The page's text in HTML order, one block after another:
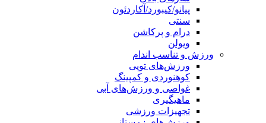
پیانو/کیبورد/آکاردئون
سنتی
درام و پرکاشن
ویولن
ورزش و تناسب اندام
ورزش‌های توپی
کوهنوردی و کمپینگ
غواصی و ورزش‌های آبی
ماهیگیری
تجهیزات ورزشی